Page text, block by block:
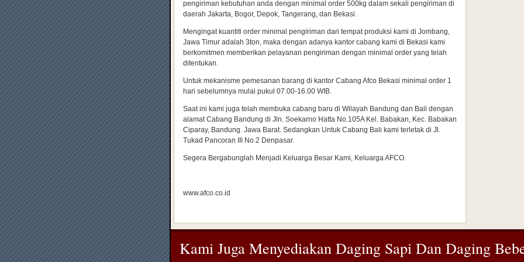
pengiriman kebutuhan anda dengan minimal order 500kg dalam sekali pengiriman di
daerah Jakarta, Bogor, Depok, Tangerang, dan Bekasi.
Mengingat kuantiti order minimal pengiriman dari tempat produksi kami di Jombang,
Jawa Timur adalah 3ton, maka dengan adanya kantor cabang kami di Bekasi kami
berkomitmen memberikan pelayanan pengiriman dengan minimal order yang telah
ditentukan.
Untuk mekanisme pemesanan barang di kantor Cabang Afco Bekasi minimal order 1
hari sebelumnya mulai pukul 07.00-16.00 WIB.
Saat ini kami juga telah membuka cabang baru di Wilayah Bandung dan Bali dengan
alamat Cabang Bandung di Jln. Soekarno Hatta No.105A Kel. Babakan, Kec. Babakan
Ciparay, Bandung. Jawa Barat. Sedangkan Untuk Cabang Bali kami terletak di Jl.
Tukad Pancoran III No.2 Denpasar.
Segera Bergabunglah Menjadi Keluarga Besar Kami, Keluarga AFCO.
www.afco.co.id
Kami Juga Menyediakan Daging Sapi Dan Daging